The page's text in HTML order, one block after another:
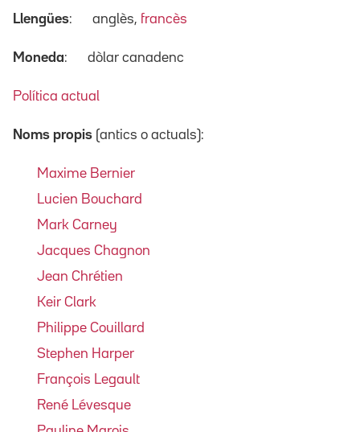
Llengües: anglès, francès
Moneda: dòlar canadenc
Política actual
Noms propis (antics o actuals):
Maxime Bernier
Lucien Bouchard
Mark Carney
Jacques Chagnon
Jean Chrétien
Keir Clark
Philippe Couillard
Stephen Harper
François Legault
René Lévesque